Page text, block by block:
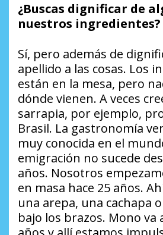
¿Buscas dignificar de
nuestros ingredientes?
Sí, pero además de
apellido a las cosas. Los
están en la mesa, pero
dónde vienen. A veces
sarrapia, por ejemplo,
Brasil. La gastronomía
muy conocida en el
emigración no sucede
años. Nosotros
en masa hace 25 años.
una arepa, una cachapa
bajo los brazos. Mono va